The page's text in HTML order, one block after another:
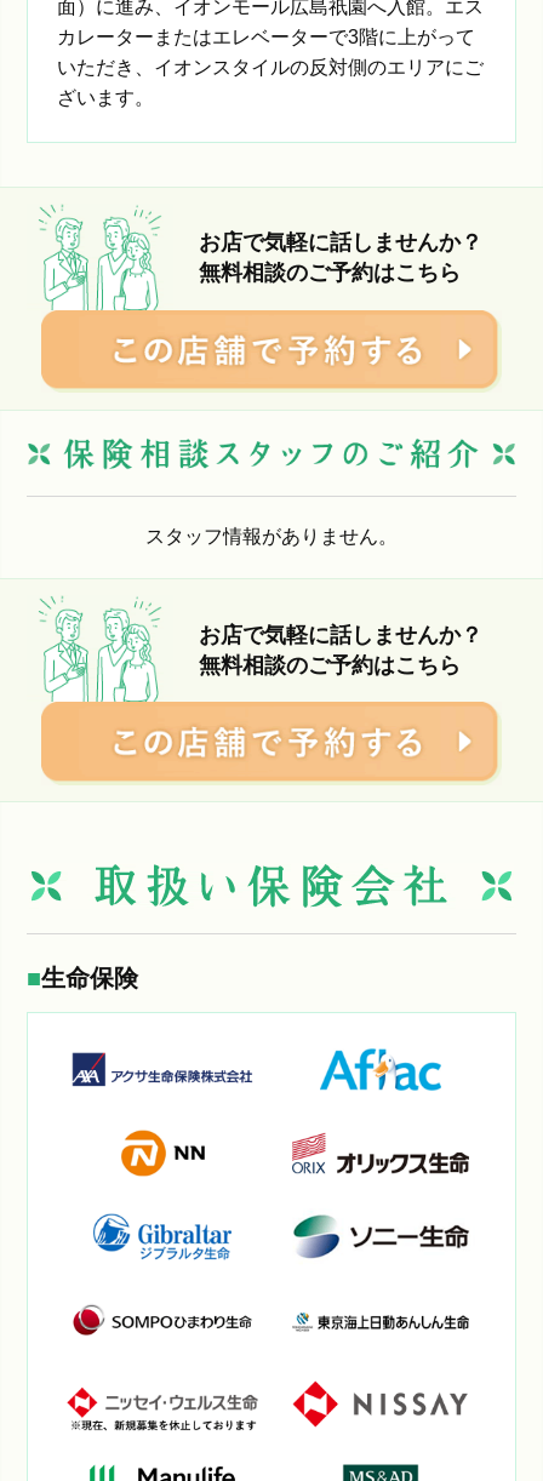
面）に進み、イオンモール広島祇園へ入館。エス
カレーターまたはエレベーターで3階に上がって
いただき、イオンスタイルの反対側のエリアにご
ざいます。
お店で気軽に話しませんか？
無料相談のご予約はこちら
スタッフ情報がありません。
お店で気軽に話しませんか？
無料相談のご予約はこちら
生命保険